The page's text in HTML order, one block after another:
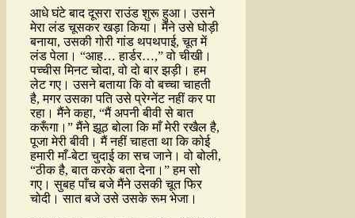
आधे घंटे बाद दूसरा राउंड शुरू हुआ। उसने
मेरा लंड चूसकर खड़ा किया। मैंने उसे घोड़ी
बनाया, उसकी गोरी गांड थपथपाई, चूत में
लंड पेला। “आह… हार्डर…,” वो चीखी।
पच्चीस मिनट चोदा, वो दो बार झड़ी। हम
लेट गए। उसने बताया कि वो बच्चा चाहती
है, मगर उसका पति उसे प्रेग्नेंट नहीं कर पा
रहा। मैंने कहा, “मैं अपनी बीवी से बात
करूँगा।” मैंने झूठ बोला कि माँ मेरी रखैल है,
पूजा मेरी बीवी। मैं नहीं चाहता था कि कोई
हमारी माँ-बेटा चुदाई का सच जाने। वो बोली,
“ठीक है, बात करके बता देना।” हम सो
गए। सुबह पाँच बजे मैंने उसकी चूत फिर
चोदी। सात बजे उसे उसके रूम भेजा।